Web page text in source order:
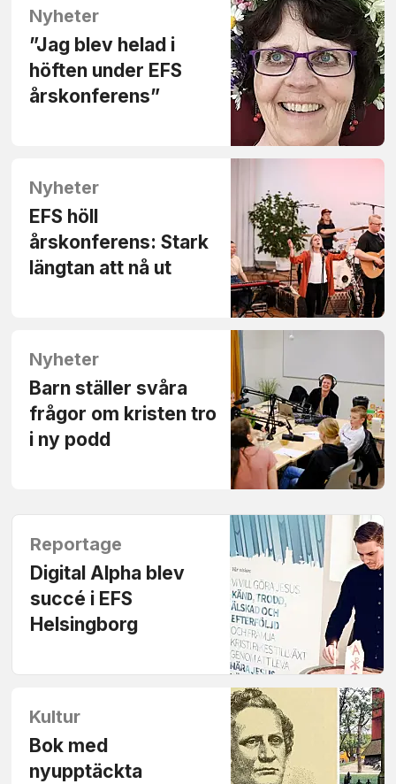
Nyheter
”Jag blev helad i
höften under EFS
årskonferens”
Nyheter
EFS höll
årskonferens: Stark
längtan att nå ut
Nyheter
Barn ställer svåra
frågor om kristen tro
i ny podd
Reportage
Digital Alpha blev
succé i EFS
Helsingborg
Kultur
Bok med
nyupptäckta